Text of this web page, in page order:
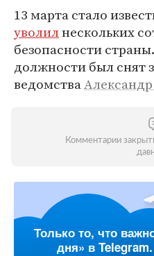
13 марта стало
уволилнескольких
безопасности
должности был снят
ведомства
Комментарии
Только то, что
дня» в